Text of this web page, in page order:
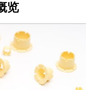
览